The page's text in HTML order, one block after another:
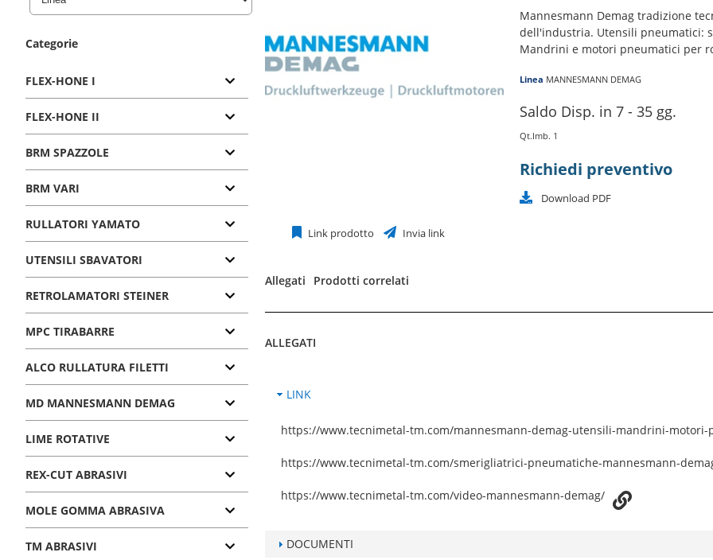
Categorie
FLEX-HONE I
FLEX-HONE II
BRM SPAZZOLE
BRM VARI
RULLATORI YAMATO
UTENSILI SBAVATORI
RETROLAMATORI STEINER
MPC TIRABARRE
ALCO RULLATURA FILETTI
MD MANNESMANN DEMAG
LIME ROTATIVE
REX-CUT ABRASIVI
MOLE GOMMA ABRASIVA
TM ABRASIVI
Mannesmann Demag tradizione
dell'industria. Utensili pneumatici:
Mandrini e motori pneumatici per
Linea MANNESMANN DEMAG
Saldo Disp. in 7 - 35 gg.
Qt.Imb. 1
Download PDF
Richiedi preventivo
Link prodotto Invia link
Allegati Prodotti correlati
ALLEGATI
LINK
https://www.tecnimetal-tm.com/mannesmann-demag-utensili-mandrini-motori-
https://www.tecnimetal-tm.com/smerigliatrici-pneumatiche-mannesmann-
https://www.tecnimetal-tm.com/video-mannesmann-demag/
DOCUMENTI